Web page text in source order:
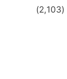
(2,103)